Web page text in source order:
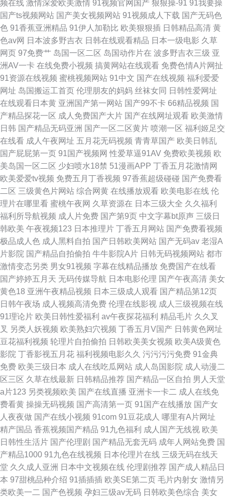
频在线 激情深爱欧美激情 91视频官网国产 狠狠操-91 91我要操
国产ts视频网站 国产美女视频网站 91视频成人下载 国产无码色
色 91香蕉亚洲精品 91伊人加勒比 欧美狠狠插 日韩精品高清 黄
色av网 日本波多野吉衣 日韩在线观看精品 日本一级电影 久草
网页 97免费艹 岛国一区二区 岛国动作片在 波多野吉衣三级 亚
洲AV一卡 在线免费小视频 搞黄网站在线观看 免费色情A片网扯
91资源在线视频 蜜桃视频网站 91中文 国产在线视频 福利爱爱
网址 岛国搬运工首页 伦理朋友的妈妈 丝袜女同 日韩性爱网址
在线观看日本黄 亚洲国产第一网站 国产99不卡 66精品视频 国
产精品探花一区 成人免费国产大片 国产在线网址观看 欧美激情
日韩 国产精品无码亚洲 国产一区二区黄片 喷潮一区 福利姬足交
在线看 成人午夜网址 五月花无码视频 青青草国产 欧美日韩乱
国产屁屁第一页 91国产视频网 性爱草逼91AV 免费欧美视频 欧
美岛国一区二区 少妇喷水18禁 51漫画APP 丁香五月花激情网
欧美爱爱tv视频 免费五月丁香视频 97香蕉超级碰碰 国产免费看
二区 三级黄色片网站 综合网黄 在线播放观看 欧美电影在线 伦
理片在哪里看 蜜桃午夜网 久草资源在 日本三级大全 久久福利
福利所导航视频 成人片免费 国产第9页 中文字幕bt原声 三级日
韩欧美 午夜视频123 日本推理片 丁香五月网站 国产免费看视频
极品成人色 成人黑料自拍 国产日韩欧美网站 国产无码av 老湿A
片影院 国产精品自拍偷拍 牛牛影院A片 日韩无码视频网站 都市
激情变态另类 男女91视频 字幕在线精品播放 免费国产在线看
国产婷婷五月天 无码传媒导航 日本电影伦理 国产午夜高清 美女
黄色18 亚洲午夜精品视频 日本三级成人观看 国产精品第12页
日韩午夜场 成人视频高清免费 伦理在线影视 成人三级视频在线
91理论片 欧美日韩性爱福利 av午夜探花福利 精品毛片 久久叉
叉 另类人妖视频 欧美熟妇穴视频 丁香五月V国产 日韩黄色网址
豆花福利视频 轮理片自拍偷拍 日韩欧美美女视频 欧美A级黄色
影院 丁香影视五月花 福利视频电影久久 污污污污免费 91金典
免费 欧美三级日本 成人在线吃瓜网站 成人岛国影院 成人动漫二
区三区 久草在线最新 日韩精品推荐 国产精品一区自拍 男人天堂
a片123 另类视频欧美 国产在线直播 亚洲卡一卡二 成人在线免
费看黄 操操无码视频 国产高清第一页 91国产在线播放 国产女
人夜夜做 国产在线小视频 91com 91豆花成人 哪里有A片网址
精产国品 香蕉视频国产精品 91九色福利 成人国产无线视 欧美
日韩性生活片 国产伦理剧 国产精品无套无码 成年人网站免费 国
产精品1000 91九色在线视频 日本伦理片在线 三级无码在线天
堂 久久成人亚洲 日本中文视频在线 伦理剧推荐 国产成人精品日
本 97甜桃品种介绍 91插插插 欧美SE第二页 毛片内射女 激情另
类欧美一二 国产色视频 孕妇三级av无码 日韩欧美色综合 美女